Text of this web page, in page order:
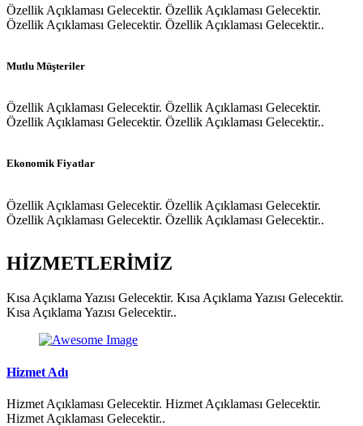
Özellik Açıklaması Gelecektir. Özellik Açıklaması Gelecektir.
Özellik Açıklaması Gelecektir. Özellik Açıklaması Gelecektir..
Mutlu Müşteriler
Özellik Açıklaması Gelecektir. Özellik Açıklaması Gelecektir.
Özellik Açıklaması Gelecektir. Özellik Açıklaması Gelecektir..
Ekonomik Fiyatlar
Özellik Açıklaması Gelecektir. Özellik Açıklaması Gelecektir.
Özellik Açıklaması Gelecektir. Özellik Açıklaması Gelecektir..
HİZMETLERİMİZ
Kısa Açıklama Yazısı Gelecektir. Kısa Açıklama Yazısı Gelecektir.
Kısa Açıklama Yazısı Gelecektir..
Hizmet Adı
Hizmet Açıklaması Gelecektir. Hizmet Açıklaması Gelecektir.
Hizmet Açıklaması Gelecektir..